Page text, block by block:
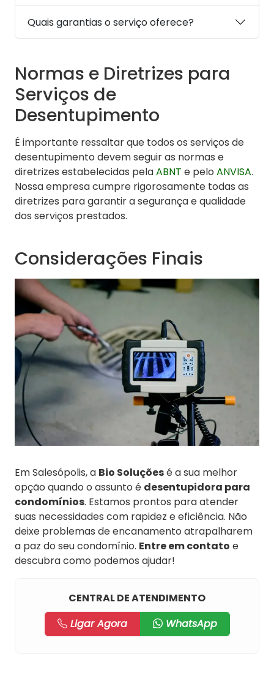
Quais garantias o serviço oferece?
Normas e Diretrizes para
Serviços de
Desentupimento
É importante ressaltar que todos os serviços de
desentupimento devem seguir as normas e
diretrizes estabelecidas pelaABNT e pelo ANVISA.
Nossa empresa cumpre rigorosamente todas as
diretrizes para garantir a segurança e qualidade
dos serviços prestados.
Considerações Finais
Em Salesópolis, a Bio Soluçõesé a sua melhor
opção quando o assunto é desentupidora para
condomínios. Estamos prontos para atender
suas necessidades com rapidez e eficiência. Não
deixe problemas de encanamento atrapalharem
a paz do seu condomínio. Entre em contato e
descubra como podemos ajudar!
CENTRAL DE ATENDIMENTO
Ligar Agora
WhatsApp